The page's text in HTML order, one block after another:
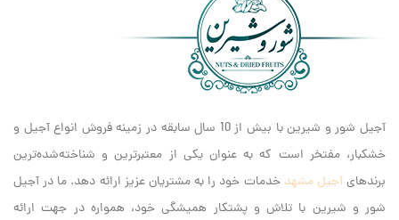
آجیل شور و شیرین با بیش از 10 سال سابقه در زمینه فروش انواع آجیل و
خشکبار، مفتخر است که به عنوان یکی از معتبرترین و شناخته‌شده‌ترین
برندهایآجیل مشهد خدمات خود را به مشتریان عزیز ارائه دهد. ما در آجیل
شور و شیرین با تلاش و پشتکار همیشگی خود، همواره در جهت ارائه